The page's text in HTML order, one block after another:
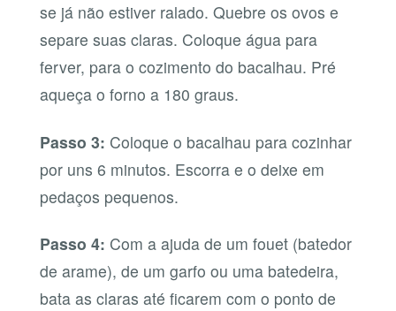
se já não estiver ralado. Quebre os ovos e
separe suas claras. Coloque água para
ferver, para o cozimento do bacalhau. Pré
aqueça o forno a 180 graus.
Passo 3: Coloque o bacalhau para cozinhar
por uns 6 minutos. Escorra e o deixe em
pedaços pequenos.
Passo 4: Com a ajuda de um fouet (batedor
de arame), de um garfo ou uma batedeira,
bata as claras até ficarem com o ponto de